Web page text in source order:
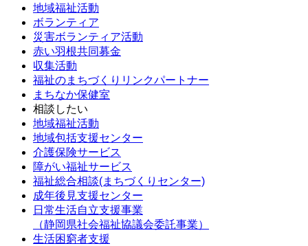
地域福祉活動
ボランティア
災害ボランティア活動
赤い羽根共同募金
収集活動
福祉のまちづくりリンクパートナー
まちなか保健室
相談したい
地域福祉活動
地域包括支援センター
介護保険サービス
障がい福祉サービス
福祉総合相談(まちづくりセンター)
成年後見支援センター
日常生活自立支援事業
（静岡県社会福祉協議会委託事業）
生活困窮者支援